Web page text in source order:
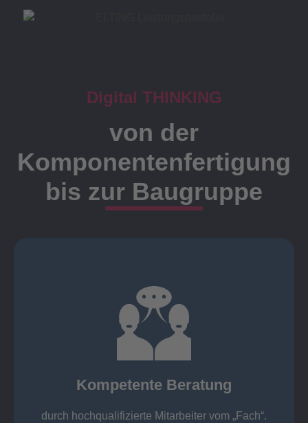
Digital THINKING
von der
Komponentenfertigung
bis zur Baugruppe
Kompetente Beratung
durch hochqualifizierte Mitarbeiter vom „Fach“.
Kompetente Beratung durch
„Fach“.
findet die Kundenbetreuung ausschließlich durch
Meister, Techniker oder Ingenieure statt.
Ansprechpartner